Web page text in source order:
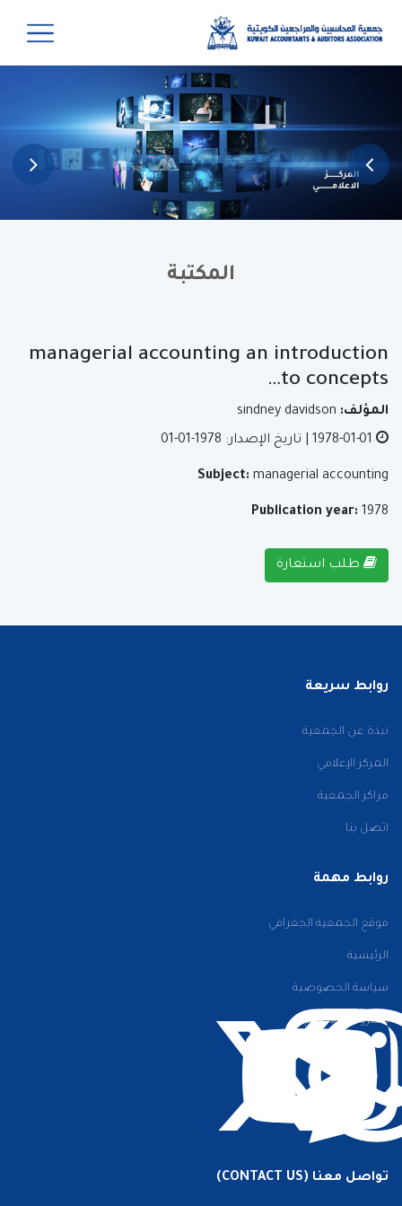
المكتبة
managerial accounting an introduction
to concepts…
المؤلف:
1978-01-01
| تاريخ الإصدار: 1978-01-01
Subject: managerial accounting
Publication year: 1978
طلب استعارة
روابط سريعة
نبذة عن الجمعية
المركز الإعلامي
مراكز الجمعية
اتصل بنا
روابط مهمة
موقع الجمعية الجغرافي
الرئيسية
سياسة الخصوصية
الشروط والأحكام
تواصل معنا (CONTACT US)